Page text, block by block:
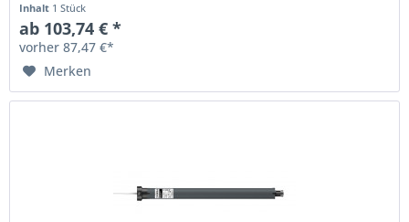
Inhalt 1 Stück
ab 103,74 € *
vorher 87,47 €*
Merken